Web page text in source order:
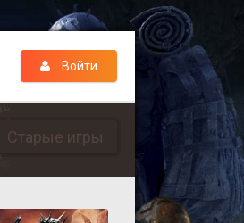
Войти
Старые игры